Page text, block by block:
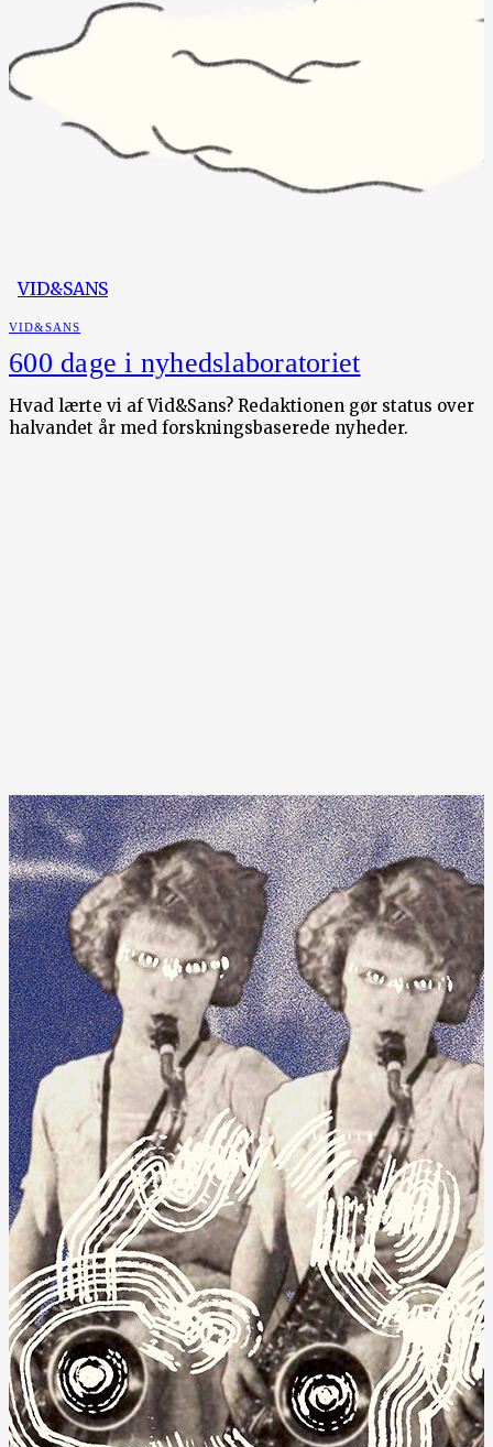
VID&SANS
VID&SANS
600 dage i nyhedslaboratoriet
Hvad lærte vi af Vid&Sans? Redaktionen gør status over
halvandet år med forskningsbaserede nyheder.